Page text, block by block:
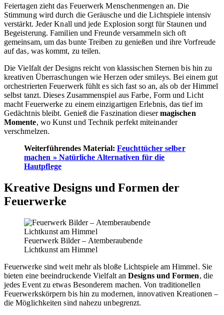
Feiertagen zieht das Feuerwerk Menschenmengen an. Die
Stimmung wird durch die Geräusche und die Lichtspiele intensiv
verstärkt. Jeder Knall und jede Explosion sorgt für Staunen und
Begeisterung. Familien und Freunde versammeln sich oft
gemeinsam, um das bunte Treiben zu genießen und ihre Vorfreude
auf das, was kommt, zu teilen.
Die Vielfalt der Designs reicht von klassischen Sternen bis hin zu
kreativen Überraschungen wie Herzen oder smileys. Bei einem gut
orchestrierten Feuerwerk fühlt es sich fast so an, als ob der Himmel
selbst tanzt. Dieses Zusammenspiel aus Farbe, Form und Licht
macht Feuerwerke zu einem einzigartigen Erlebnis, das tief im
Gedächtnis bleibt. Genieß die Faszination diesermagischen
Momente, wo Kunst und Technik perfekt miteinander
verschmelzen.
Weiterführendes Material:Feuchttücher selber
machen » Natürliche Alternativen für die
Hautpflege
Kreative Designs und Formen der
Feuerwerke
Feuerwerk Bilder – Atemberaubende
Lichtkunst am Himmel
Feuerwerke sind weit mehr als bloße Lichtspiele am Himmel. Sie
bieten eine beeindruckende Vielfalt anDesigns und Formen, die
jedes Event zu etwas Besonderem machen. Von traditionellen
Feuerwerkskörpern bis hin zu modernen, innovativen Kreationen –
die Möglichkeiten sind nahezu unbegrenzt.